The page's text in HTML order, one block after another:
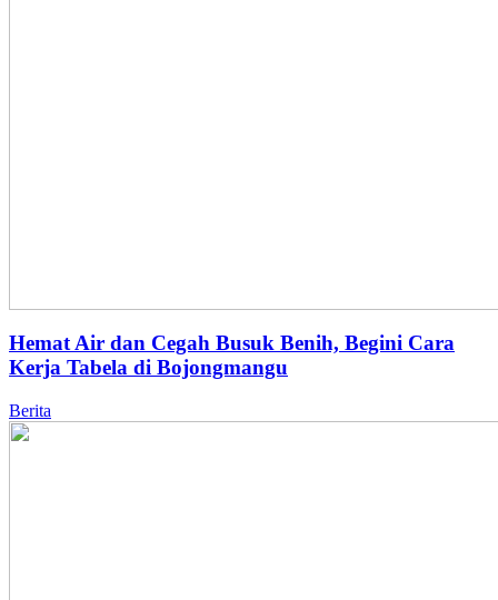
Hemat Air dan Cegah Busuk Benih, Begini Cara
Kerja Tabela di Bojongmangu
Berita